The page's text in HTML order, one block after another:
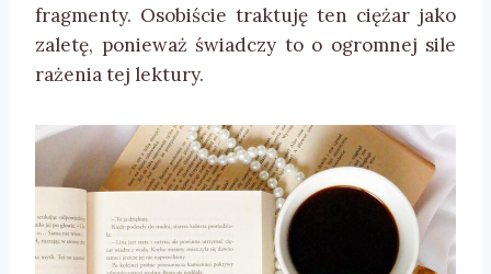
fragmenty. Osobiście traktuję ten ciężar jako
zaletę, ponieważ świadczy to o ogromnej sile
rażenia tej lektury.